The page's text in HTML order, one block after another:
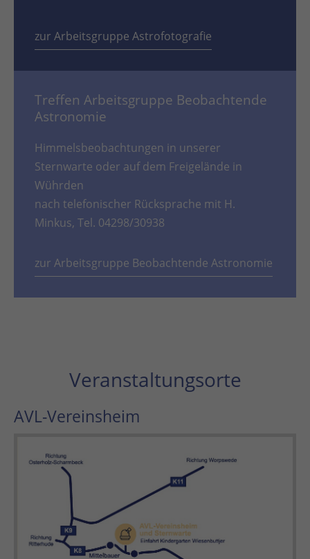
zur Arbeitsgruppe Astrofotografie
Treffen Arbeitsgruppe Beobachtende
Astronomie
Himmelsbeobachtungen in unserer
Sternwarte oder auf dem Freigelände in
Wührden
nach telefonischer Rücksprache mit H.
Minkus, Tel. 04298/30938
zur Arbeitsgruppe Beobachtende Astronomie
Veranstaltungsorte
AVL-Vereinsheim